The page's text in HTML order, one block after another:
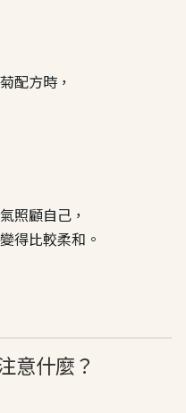
配方時，
照顧自己，
得比較柔和。
意什麼？